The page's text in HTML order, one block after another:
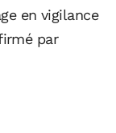
en vigilance
par